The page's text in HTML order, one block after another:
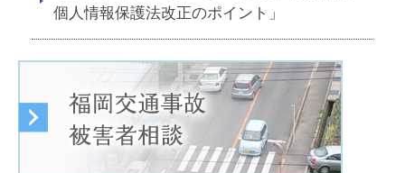
個人情報保護法改正のポイント」